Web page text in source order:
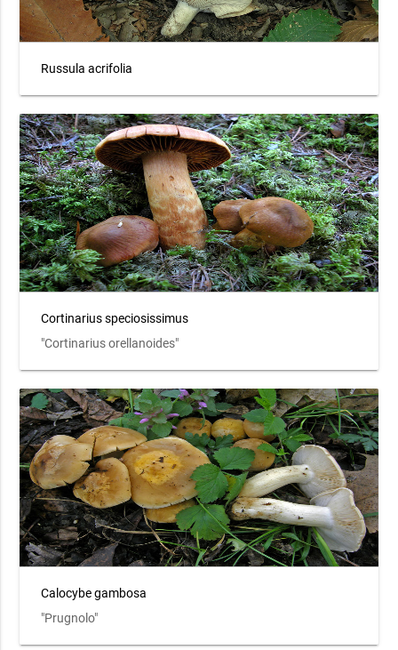
Russula acrifolia
Cortinarius speciosissimus
"Cortinarius orellanoides"
Calocybe gambosa
"Prugnolo"